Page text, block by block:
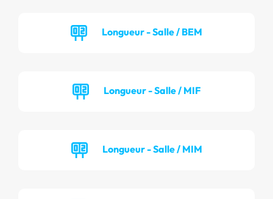
Longueur - Salle / BEM
Longueur - Salle / MIF
Longueur - Salle / MIM